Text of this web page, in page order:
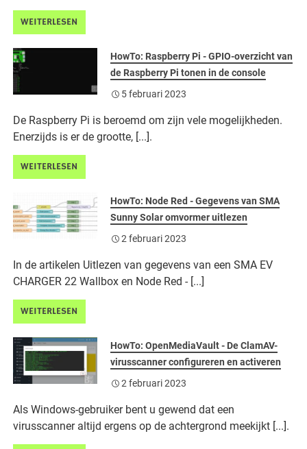
WEITERLESEN
HowTo: Raspberry Pi - GPIO-overzicht van
de Raspberry Pi tonen in de console
5 februari 2023
De Raspberry Pi is beroemd om zijn vele mogelijkheden.
Enerzijds is er de grootte, [...].
WEITERLESEN
HowTo: Node Red - Gegevens van SMA
Sunny Solar omvormer uitlezen
2 februari 2023
In de artikelen Uitlezen van gegevens van een SMA EV
CHARGER 22 Wallbox en Node Red - [...]
WEITERLESEN
HowTo: OpenMediaVault - De ClamAV-
virusscanner configureren en activeren
2 februari 2023
Als Windows-gebruiker bent u gewend dat een
virusscanner altijd ergens op de achtergrond meekijkt [...].